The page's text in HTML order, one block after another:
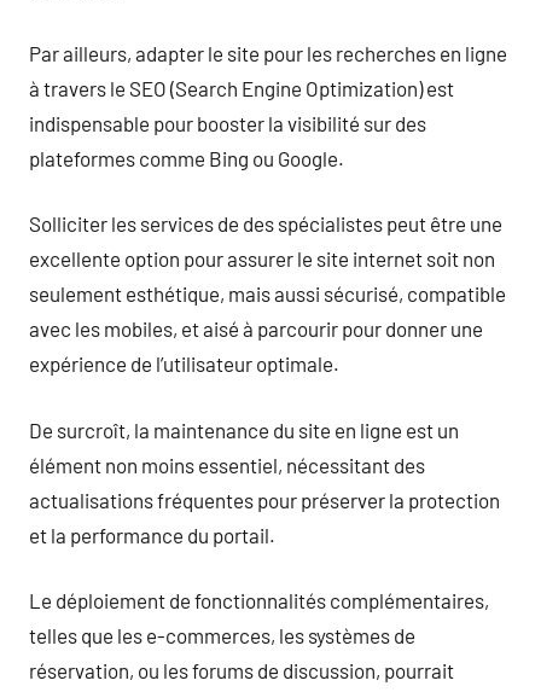
Par ailleurs, adapter le site pour les recherches en ligne
à travers le SEO (Search Engine Optimization) est
indispensable pour booster la visibilité sur des
plateformes comme Bing ou Google.
Solliciter les services de des spécialistes peut être une
excellente option pour assurer le site internet soit non
seulement esthétique, mais aussi sécurisé, compatible
avec les mobiles, et aisé à parcourir pour donner une
expérience de l’utilisateur optimale.
De surcroît, la maintenance du site en ligne est un
élément non moins essentiel, nécessitant des
actualisations fréquentes pour préserver la protection
et la performance du portail.
Le déploiement de fonctionnalités complémentaires,
telles que les e-commerces, les systèmes de
réservation, ou les forums de discussion, pourrait